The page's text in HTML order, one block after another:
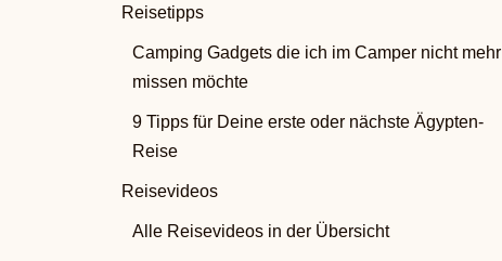
Reisetipps
Camping Gadgets die ich im Camper nicht mehr
missen möchte
9 Tipps für Deine erste oder nächste Ägypten-
Reise
Reisevideos
Alle Reisevideos in der Übersicht